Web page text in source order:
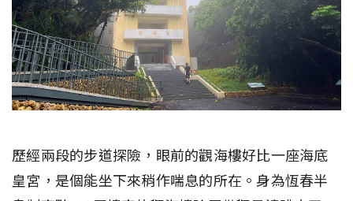
歷經兩段的步道探險，眼前的觀海樓好比一座海底
皇宮，是個能坐下來稍作喘息的所在。身為恆春半